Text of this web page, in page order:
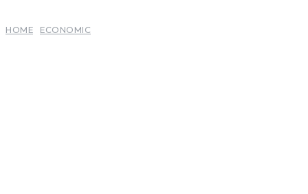
HOME ECONOMIC